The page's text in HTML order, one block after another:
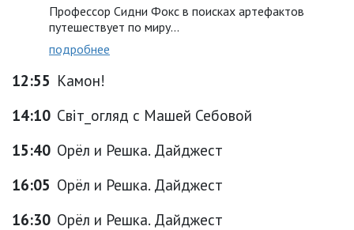
Профессор Сидни Фокс в поисках артефактов
путешествует по миру...
подробнее
12:55 Камон!
14:10 Світ_огляд с Машей Себовой
15:40 Орёл и Решка. Дайджест
16:05 Орёл и Решка. Дайджест
16:30 Орёл и Решка. Дайджест